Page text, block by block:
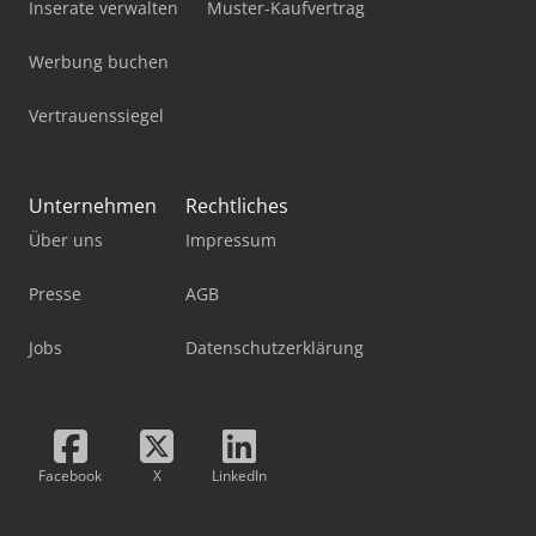
Second axle: 30% * Tire tread depth inner left | Third axle:
10% * Tire tread depth outer right |
Inserate verwalten
Werbung buchen
Vertrauenssiegel
Muster-Kaufvertrag
Unternehmen
Über uns
Presse
Jobs
Rechtliches
Impressum
AGB
Datenschutzerklärung
Facebook X LinkedIn